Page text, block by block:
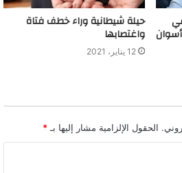
حيلة شيطانية وراء خطف فتاة
واغتصابها
12 يناير، 2021
الحقول الإلزامية مشار إليها بـ *